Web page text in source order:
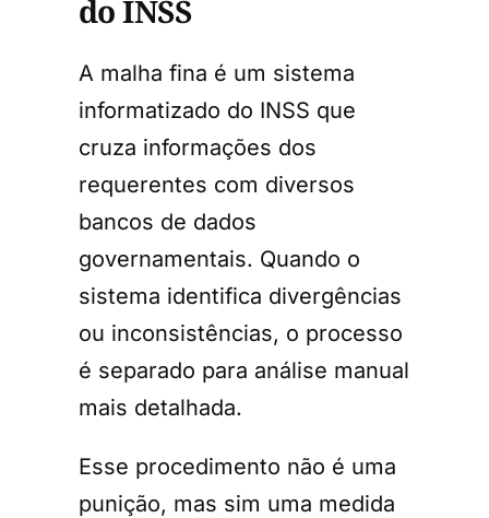
do INSS
A malha fina é um sistema
informatizado do INSS que
cruza informações dos
requerentes com diversos
bancos de dados
governamentais. Quando o
sistema identifica divergências
ou inconsistências, o processo
é separado para análise manual
mais detalhada.
Esse procedimento não é uma
punição, mas sim uma medida